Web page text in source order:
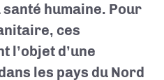
humaine. Pour
ces
l’objet d’une
les pays du Nord